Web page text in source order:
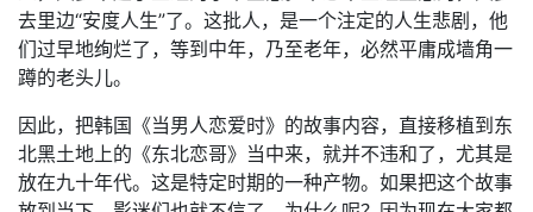
去里边“安度人生”了。这批人，是一个注定的人生悲剧，他
们过早地绚烂了，等到中年，乃至老年，必然平庸成墙角一
蹲的老头儿。
因此，把韩国《当男人恋爱时》的故事内容，直接移植到东
北黑土地上的《东北恋哥》当中来，就并不违和了，尤其是
放在九十年代。这是特定时期的一种产物。如果把这个故事